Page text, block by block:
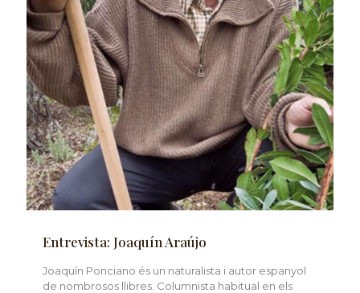
Entrevista: Joaquín Araújo
Joaquín Ponciano és un naturalista i autor espanyol
de nombrosos llibres. Columnista habitual en els